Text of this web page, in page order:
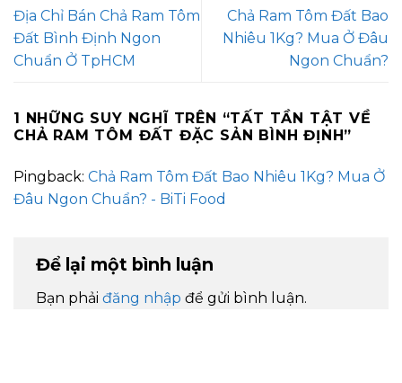
Địa Chỉ Bán Chả Ram Tôm
Đất Bình Định Ngon
Chuẩn Ở TpHCM
Chả Ram Tôm Đất Bao
Nhiêu 1Kg? Mua Ở Đâu
Ngon Chuẩn?
1 NHỮNG SUY NGHĨ TRÊN “TẤT TẦN TẬT VỀ
CHẢ RAM TÔM ĐẤT ĐẶC SẢN BÌNH ĐỊNH”
Pingback: Chả Ram Tôm Đất Bao Nhiêu 1Kg? Mua Ở
Đâu Ngon Chuẩn? - BiTi Food
Để lại một bình luận
Bạn phải đăng nhập để gửi bình luận.